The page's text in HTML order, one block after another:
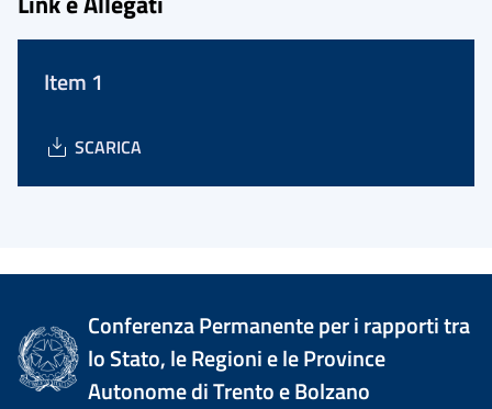
Item 1
SCARICA
Conferenza Permanente per i rapporti tra
lo Stato, le Regioni e le Province
Autonome di Trento e Bolzano